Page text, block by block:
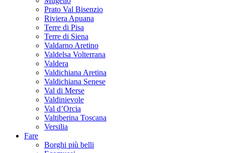
Prato Val Bisenzio
Riviera Apuana
Terre di Pisa
Terre di Siena
Valdarno Aretino
Valdelsa Volterrana
Valdera
Valdichiana Aretina
Valdichiana Senese
Val di Merse
Valdinievole
Val d’Orcia
Valtiberina Toscana
Versilia
Fare
Borghi più belli